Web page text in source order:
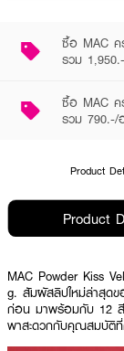
ซื้อ MAC ค
รวม
ซื้อ MAC ค
รวม 790.-/
Product
Product
MAC Powder Kiss
g. สัมผัสลิปใหม่ล่าสุดข
ก่อน มาพร้อมกับ 12 สี
พาสะดวกกับคุณสมบัติ